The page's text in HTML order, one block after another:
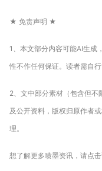
★ 免责声明 ★
1、本文部分内容可能AI生成
性不作任何保证。读者需自
2、文中部分素材（包含但
及公开资料，版权归原作者
理。
想了解更多喷墨资讯，请点